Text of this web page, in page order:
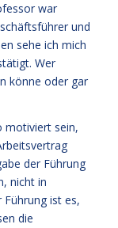
war
und
sehe ich mich
Wer
könne oder gar
motiviert sein,
der Führung
nicht in
ist es,
die